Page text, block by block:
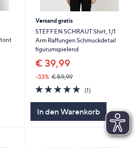
Versand gratis
STEFFEN SCHRAUT Shirt, 1/1
Arm Raffungen Schmuckdetail
figurumspielend
€ 39,99
-33% € 59,99
5.0
von
5
(1)
In den Warenkorb